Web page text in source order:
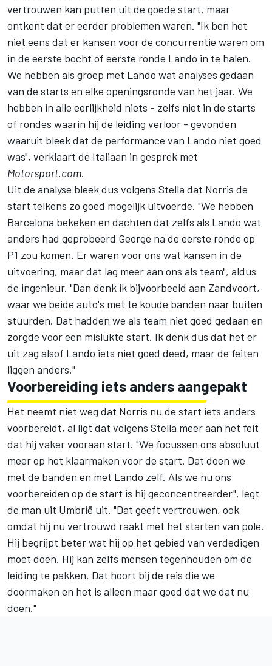
vertrouwen kan putten uit de goede start, maar
ontkent dat er eerder problemen waren. "Ik ben het
niet eens dat er kansen voor de concurrentie waren om
in de eerste bocht of eerste ronde Lando in te halen.
We hebben als groep met Lando wat analyses gedaan
van de starts en elke openingsronde van het jaar. We
hebben in alle eerlijkheid niets - zelfs niet in de starts
of rondes waarin hij de leiding verloor - gevonden
waaruit bleek dat de performance van Lando niet goed
was", verklaart de Italiaan in gesprek met
Motorsport.com.
Uit de analyse bleek dus volgens Stella dat Norris de
start telkens zo goed mogelijk uitvoerde. "We hebben
Barcelona bekeken en dachten dat zelfs als Lando wat
anders had geprobeerd George na de eerste ronde op
P1 zou komen. Er waren voor ons wat kansen in de
uitvoering, maar dat lag meer aan ons als team", aldus
de ingenieur. "Dan denk ik bijvoorbeeld aan Zandvoort,
waar we beide auto's met te koude banden naar buiten
stuurden. Dat hadden we als team niet goed gedaan en
zorgde voor een mislukte start. Ik denk dus dat het er
uit zag alsof Lando iets niet goed deed, maar de feiten
liggen anders."
Voorbereiding iets anders aangepakt
Het neemt niet weg dat Norris nu de start iets anders
voorbereidt, al ligt dat volgens Stella meer aan het feit
dat hij vaker vooraan start. "We focussen ons absoluut
meer op het klaarmaken voor de start. Dat doen we
met de banden en met Lando zelf. Als we nu ons
voorbereiden op de start is hij geconcentreerder", legt
de man uit Umbrië uit. "Dat geeft vertrouwen, ook
omdat hij nu vertrouwd raakt met het starten van pole.
Hij begrijpt beter wat hij op het gebied van verdedigen
moet doen. Hij kan zelfs mensen tegenhouden om de
leiding te pakken. Dat hoort bij de reis die we
doormaken en het is alleen maar goed dat we dat nu
doen."